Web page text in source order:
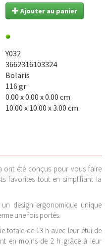
Ajouter au panier
Y032
3662316103324
Bolaris
116 gr
0.00 x 0.00 x 0.00 cm
10.00 x 10.00 x 3.00 cm
ont été conçus pour vous faire
favorites tout en simplifiant la
design ergonomique unique
une fois portés.
totale de 13 h avec leur étui de
en moins de 2 h grâce à leur